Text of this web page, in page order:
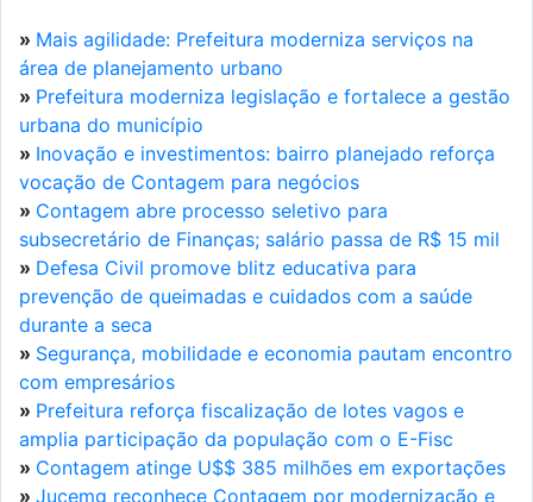
» Mais agilidade: Prefeitura moderniza serviços na
área de planejamento urbano
» Prefeitura moderniza legislação e fortalece a gestão
urbana do município
» Inovação e investimentos: bairro planejado reforça
vocação de Contagem para negócios
» Contagem abre processo seletivo para
subsecretário de Finanças; salário passa de R$ 15 mil
» Defesa Civil promove blitz educativa para
prevenção de queimadas e cuidados com a saúde
durante a seca
» Segurança, mobilidade e economia pautam encontro
com empresários
» Prefeitura reforça fiscalização de lotes vagos e
amplia participação da população com o E-Fisc
» Contagem atinge U$$ 385 milhões em exportações
» Jucemg reconhece Contagem por modernização e